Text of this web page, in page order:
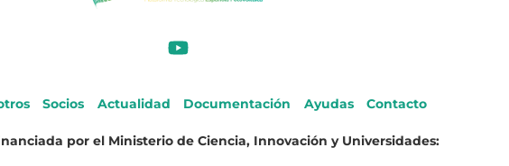
Socios Actualidad Documentación Ayudas Contacto
por el Ministerio de Ciencia, Innovación y Universidades: